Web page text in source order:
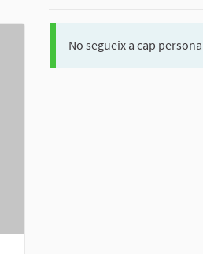
No segueix a cap